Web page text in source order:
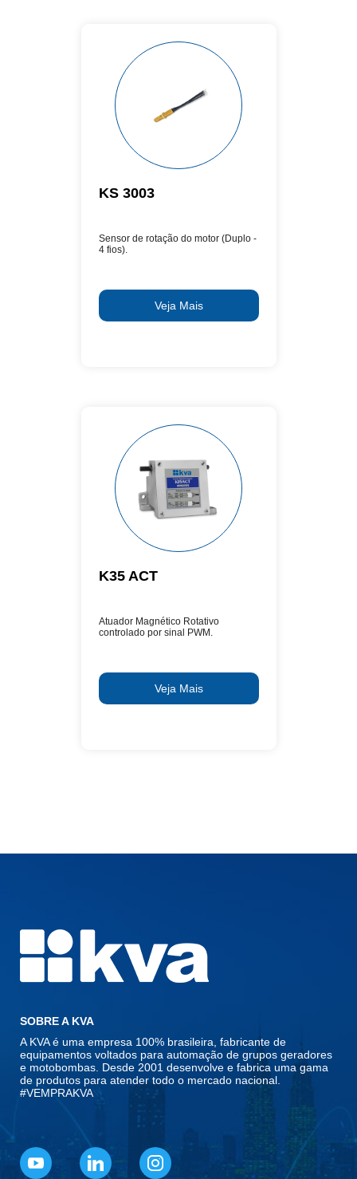
KS 3003
Sensor de rotação do motor (Duplo -
4 fios).
Veja Mais
K35 ACT
Atuador Magnético Rotativo
controlado por sinal PWM.
Veja Mais
SOBRE A KVA
A KVA é uma empresa 100% brasileira, fabricante de
equipamentos voltados para automação de grupos geradores
e motobombas. Desde 2001 desenvolve e fabrica uma gama
de produtos para atender todo o mercado nacional.
#VEMPRAKVA